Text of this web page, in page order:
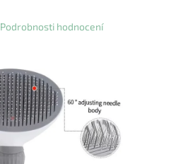
Podrobnosti hodnocení